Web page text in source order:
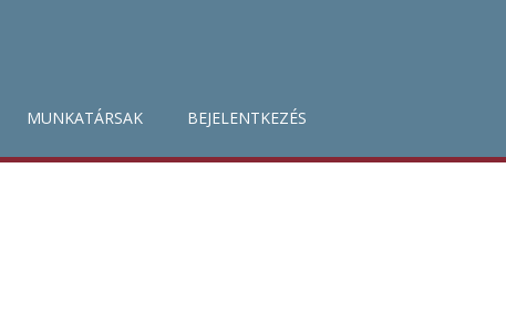
MUNKATÁRSAK BEJELENTKEZÉS